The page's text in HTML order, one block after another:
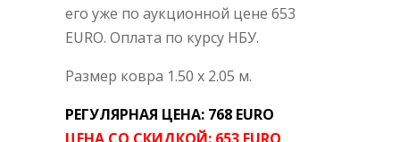
его уже по аукционной цене 653
EURO. Оплата по курсу НБУ.
Размер ковра 1.50 х 2.05 м.
РЕГУЛЯРНАЯ ЦЕНА: 768 EURO